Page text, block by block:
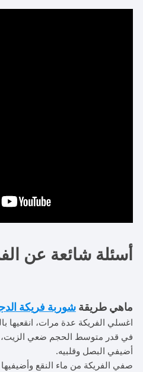
أسئلة شائعة عن
ماهيطريقةشوربة فريكة
اغسلي الفريكة عدة مرات، انقعيها بالماء
في قدر متوسط الحجم ضعي
أضيفي البصل وقلبيه.
صفي الفريكة من ماء النقع